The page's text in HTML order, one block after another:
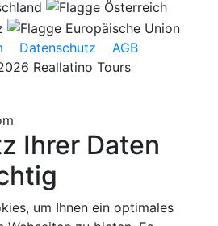
Datenschutz
AGB
Reallatino Tours
Ihrer Daten
um Ihnen ein optimales